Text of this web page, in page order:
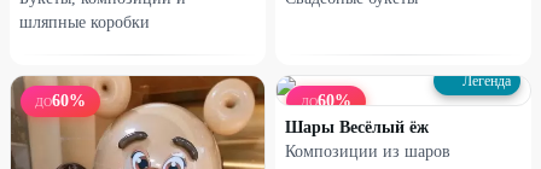
шляпные коробки
ДО60% ДО60%
Легенда
Шары Весёлый ёж
Композиции из шаров